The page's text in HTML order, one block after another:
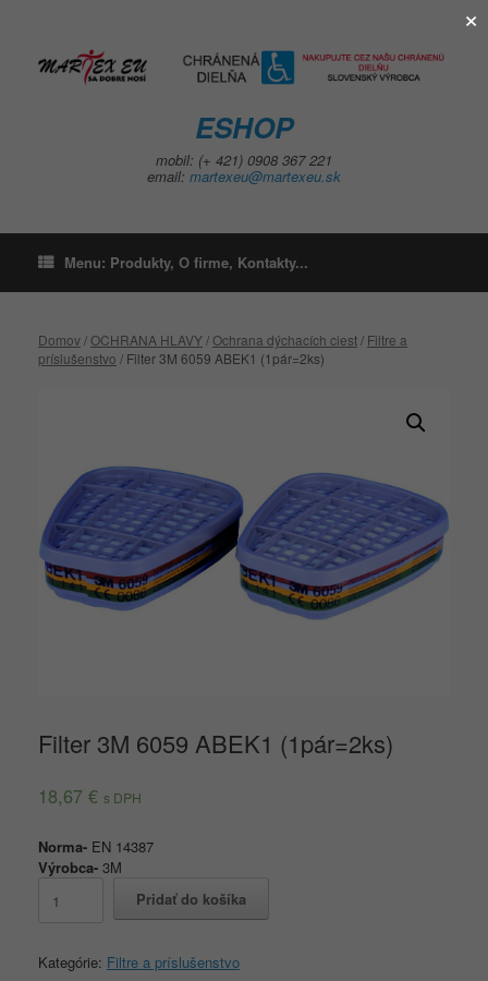
ESHOP
mobil: (+ 421) 0908 367 221
email: martexeu@martexeu.sk
Menu: Produkty, O firme, Kontakty...
Domov/OCHRANA HLAVY/Ochrana dýchacích ciest/ Filtre a
príslušenstvo / Filter 3M 6059 ABEK1 (1pár=2ks)
Filter 3M 6059 ABEK1 (1pár=2ks)
18,67 € s DPH
Norma- EN 14387
Výrobca- 3M
Filter
ABEK1
Pridať do košíka
Kategórie: Filtre a príslušenstvo
×